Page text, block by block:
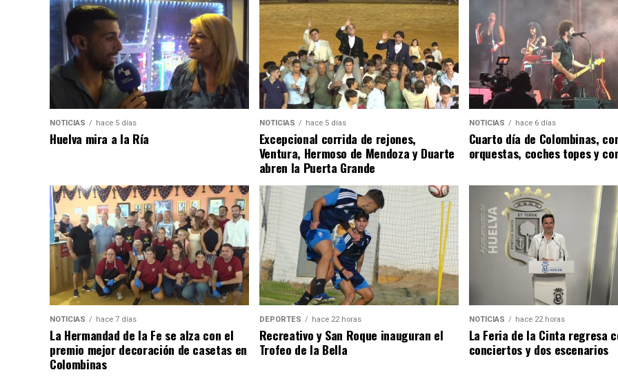
NOTICIAS hace 5 días
Huelva mira a la Ría
NOTICIAS hace 5 días
Excepcional corrida de rejones,
Ventura, Hermoso de Mendoza y Duarte
abren la Puerta Grande
NOTICIAS hace 6 días
Cuarto día de Colombinas,
orquestas, coches topes y
NOTICIAS hace 7 días
La Hermandad de la Fe se alza con el
premio mejor decoración de casetas en
Colombinas
DEPORTES hace 22 horas
Recreativo y San Roque inauguran el
Trofeo de la Bella
NOTICIAS hace 22 horas
La Feria de la Cinta regresa
conciertos y dos escenarios